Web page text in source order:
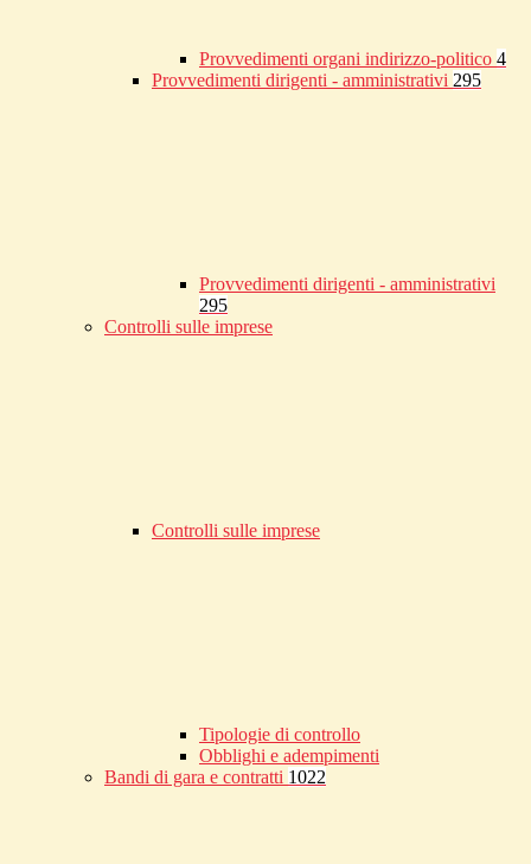
Provvedimenti organi indirizzo-politico 4
Provvedimenti dirigenti - amministrativi 295
Provvedimenti dirigenti - amministrativi
295
Controlli sulle imprese
Controlli sulle imprese
Tipologie di controllo
Obblighi e adempimenti
Bandi di gara e contratti 1022